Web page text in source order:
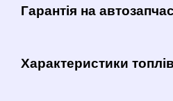
Гарантія на
Характеристики